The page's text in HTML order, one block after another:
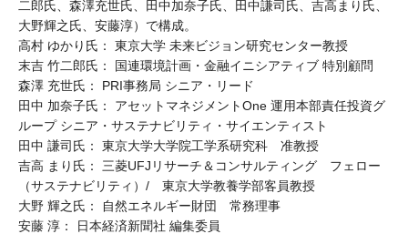
二郎氏、森澤充世氏、田中加奈子氏、田中謙司氏、吉高まり氏、
大野輝之氏、安藤淳）で構成。
高村 ゆかり氏： 東京大学 未来ビジョン研究センター教授
末吉 竹二郎氏： 国連環境計画・金融イニシアティブ 特別顧問
森澤 充世氏： PRI事務局 シニア・リード
田中 加奈子氏： アセットマネジメントOne 運用本部責任投資グ
ループ シニア・サステナビリティ・サイエンティスト
田中 謙司氏： 東京大学大学院工学系研究科 准教授
吉高 まり氏： 三菱UFJリサーチ＆コンサルティング フェロー
（サステナビリティ）/ 東京大学教養学部客員教授
大野 輝之氏： 自然エネルギー財団 常務理事
安藤 淳： 日本経済新聞社 編集委員